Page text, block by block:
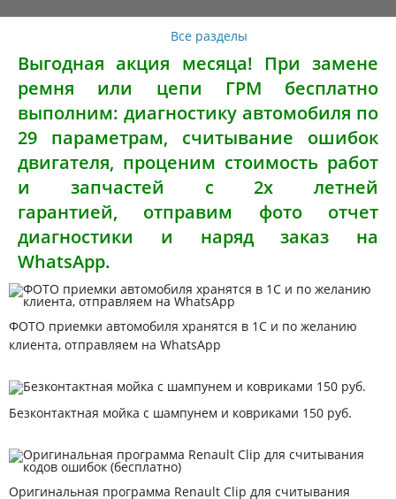
Все разделы
Выгодная акция месяца! При замене
ремня или цепи ГРМ бесплатно
выполним: диагностику автомобиля по
29 параметрам, считывание ошибок
двигателя, проценим стоимость работ
и запчастей с 2х летней
гарантией, отправим фото отчет
диагностики и наряд заказ на
WhatsApp.
ФОТО приемки автомобиля хранятся в 1С и по желанию
клиента, отправляем на WhatsApp
Безконтактная мойка с шампунем и ковриками 150 руб.
Оригинальная программа Renault Clip для считывания